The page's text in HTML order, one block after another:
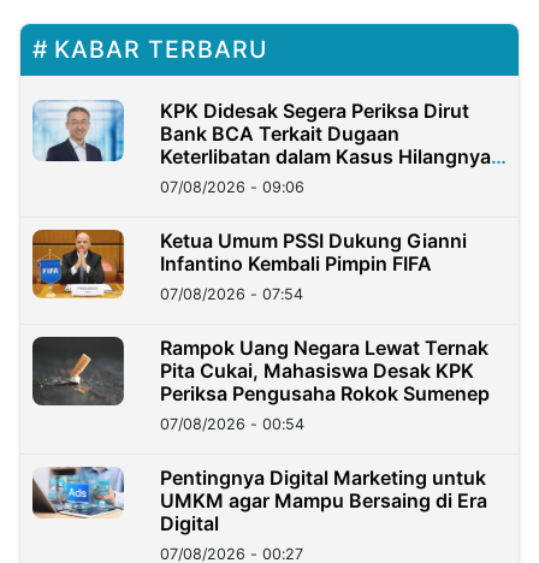
KABAR TERBARU
KPK Didesak Segera Periksa Dirut
Bank BCA Terkait Dugaan
Keterlibatan dalam Kasus Hilangnya
Dana Nasabah Rp2,58 Miliar
07/08/2026 - 09:06
Ketua Umum PSSI Dukung Gianni
Infantino Kembali Pimpin FIFA
07/08/2026 - 07:54
Rampok Uang Negara Lewat Ternak
Pita Cukai, Mahasiswa Desak KPK
Periksa Pengusaha Rokok Sumenep
07/08/2026 - 00:54
Pentingnya Digital Marketing untuk
UMKM agar Mampu Bersaing di Era
Digital
07/08/2026 - 00:27